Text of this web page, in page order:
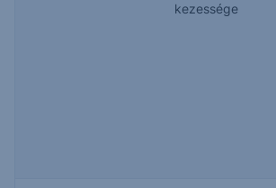
kezessége